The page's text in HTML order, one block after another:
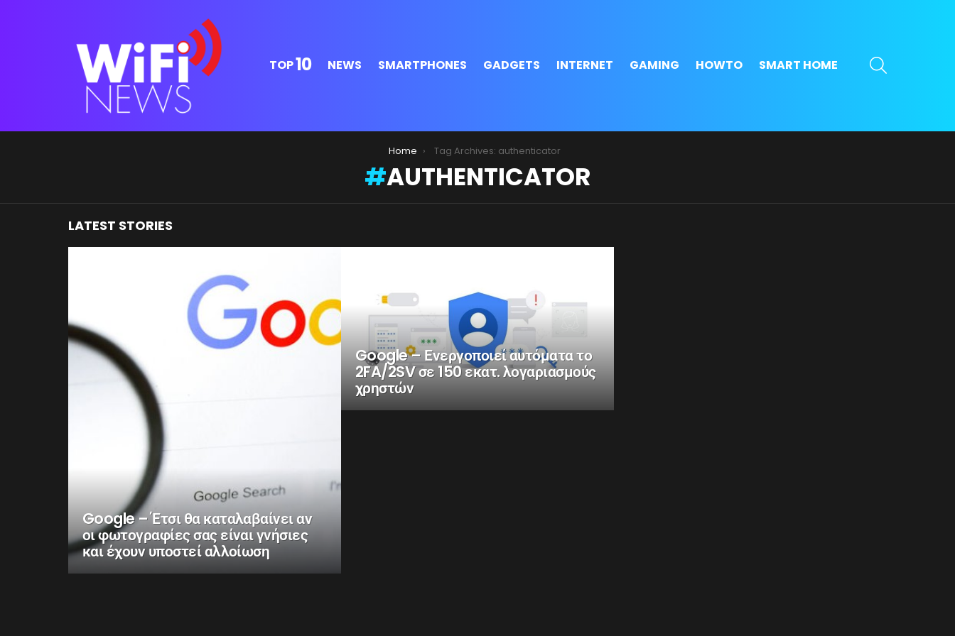
TOP10 NEWS SMARTPHONES GADGETS INTERNET GAMING HOWTO SMART HOME
Home Tag Archives: authenticator
AUTHENTICATOR
LATEST STORIES
Google – Έτσι θα καταλαβαίνει αν
οι φωτογραφίες σας είναι γνήσιες
και έχουν υποστεί αλλοίωση
Google – Ενεργοποιεί αυτόματα το
2FA/2SV σε 150 εκατ. λογαριασμούς
χρηστών